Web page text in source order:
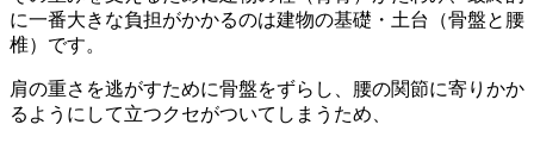
に一番大きな負担がかかるのは建物の基礎・土台（骨盤と腰
椎）です。
肩の重さを逃がすために骨盤をずらし、腰の関節に寄りかか
るようにして立つクセがついてしまうため、